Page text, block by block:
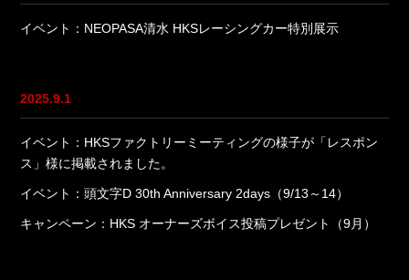
イベント：NEOPASA清水 HKSレーシングカー特別展示
2025.9.1
イベント：HKSファクトリーミーティングの様子が「レスポン
ス」様に掲載されました。
イベント：頭文字D 30th Anniversary 2days（9/13～14）
キャンペーン：HKS オーナーズボイス投稿プレゼント（9月）